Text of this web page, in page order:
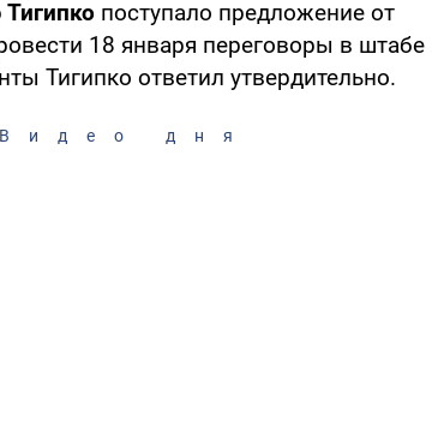
поступало предложение от
18 января переговоры в штабе
Тигипко ответил утвердительно.
Видео дня